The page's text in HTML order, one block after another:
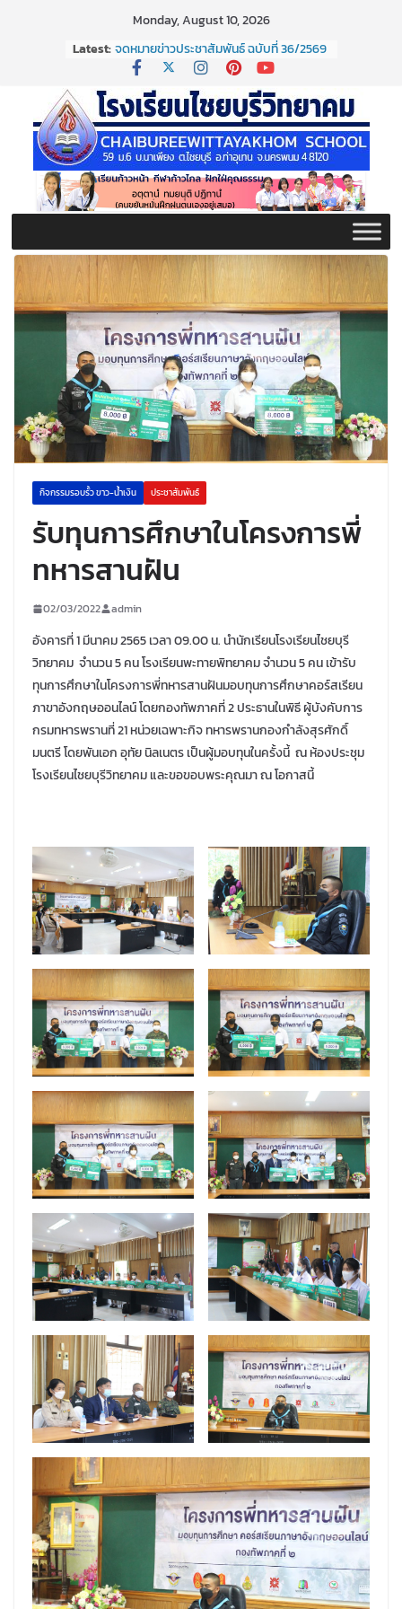
Monday, August 10, 2026
Latest: จดหมายข่าวประชาสัมพันธ์ ฉบับที่ 36/2569
ประจำเดือนมิถุนายน 2569
กิจกรรมวันสุนทรภู่ ประจำปี ๒๕๖๙
จดหมายข่าวประชาสัมพันธ์ ฉบับที่ 38/2569
ประจำเดือนมิถุนายน 2569
จดหมายข่าวประชาสัมพันธ์ ฉบับที่ 37/2569
ประจำเดือนมิถุนายน 2569
กิจกรรมรอบรั้ว ขาว-น้ำเงิน ประชาสัมพันธ์
รับทุนการศึกษาในโครงการพี่
ทหารสานฝัน
02/03/2022 admin
อังคารที่ 1 มีนาคม 2565 เวลา 09.00 น. นำนักเรียนโรงเรียนไชยบุรี
วิทยาคม จำนวน 5 คน โรงเรียนพะทายพิทยาคม จำนวน 5 คน เข้ารับ
ทุนการศึกษาในโครงการพี่ทหารสานฝันมอบทุนการศึกษาคอร์สเรียน
ภาขาอังกฤษออนไลน์ โดยกองทัพภาคที่ 2 ประธานในพิธี ผู้บังคับการ
กรมทหารพรานที่ 21 หน่วยเฉพาะกิจ ทหารพรานกองกำลังสุรศักดิ์
มนตรี โดยพันเอก อุทัย นิลเนตร เป็นผู้มอบทุนในครั้งนี้ ณ ห้องประชุม
โรงเรียนไชยบุรีวิทยาคม และขอขอบพระคุณมา ณ โอกาสนี้